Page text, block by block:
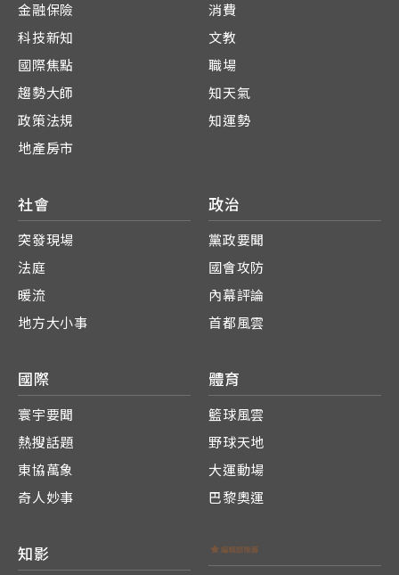
金融保險
科技新知
國際焦點
趨勢大師
政策法規
地產房市
消費
文教
職場
知天氣
知運勢
社會
突發現場
法庭
暖流
地方大小事
政治
黨政要聞
國會攻防
內幕評論
首都風雲
國際
寰宇要聞
熱搜話題
東協萬象
奇人妙事
體育
籃球風雲
野球天地
大運動場
巴黎奧運
知影